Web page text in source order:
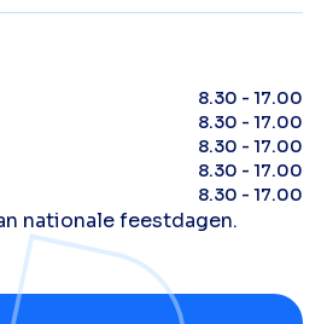
8.30 - 17.00
8.30 - 17.00
8.30 - 17.00
8.30 - 17.00
8.30 - 17.00
nationale feestdagen.